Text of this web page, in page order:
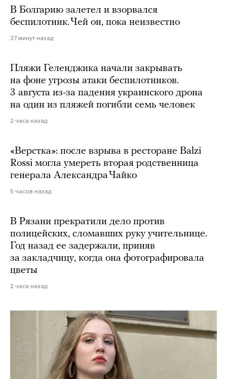
В Болгарию залетел и взорвался
беспилотник. Чей он, пока неизвестно
37 минут назад
Пляжи Геленджика начали закрывать
на фоне угрозы атаки беспилотников.
3 августа из-за падения украинского дрона
на один из пляжей погибли семь человек
2 часа назад
«Верстка»: после взрыва в ресторане Balzi
Rossi могла умереть вторая родственница
генерала Александра Чайко
5 часов назад
В Рязани прекратили дело против
полицейских, сломавших руку учительнице.
Год назад ее задержали, приняв
за закладчицу, когда она фотографировала
цветы
2 часа назад